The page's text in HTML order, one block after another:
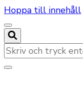
Hoppa till innehåll
Letar
du
efter